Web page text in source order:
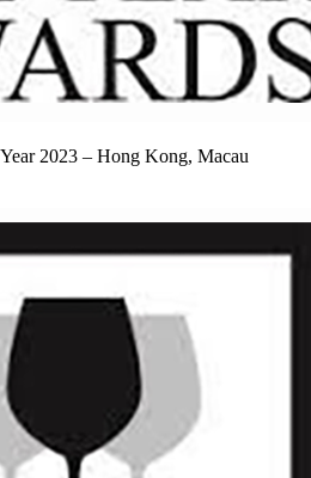
2023 – Hong Kong, Macau